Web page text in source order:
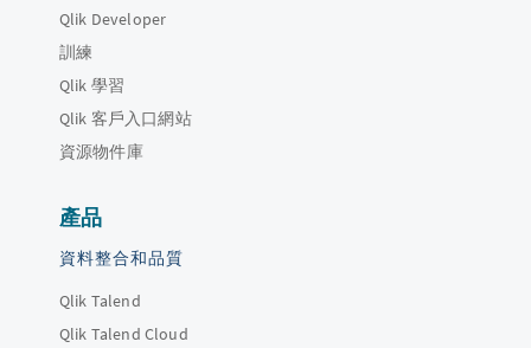
Qlik Developer
訓練
Qlik 學習
Qlik 客戶入口網站
資源物件庫
產品
資料整合和品質
Qlik Talend
Qlik Talend Cloud